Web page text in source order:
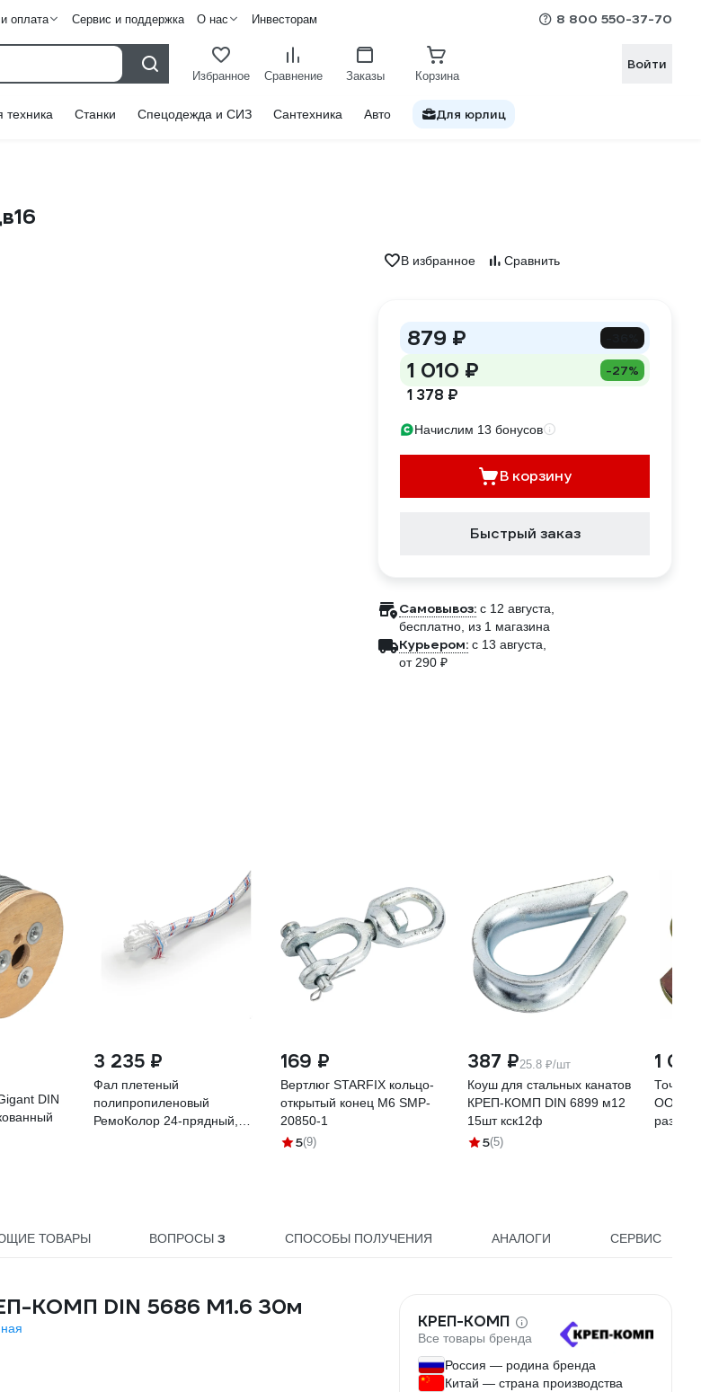
оплата Сервис и поддержка О нас Инвесторам 8 800 550-37-70
Избранное Сравнение Заказы Корзина
Войти
техника Станки Спецодежда и СИЗ Сантехника Авто Для юрлиц
В избранное Сравнить
879 ₽
1 010 ₽ -27%
1 378 ₽
Начислим 13 бонусов
В корзину
Быстрый заказ
Самовывоз: c 12 августа,
бесплатно , из 1 магазина
Курьером: c 13 августа,
от 290 ₽
DIN
3 235 ₽
Фал плетеный
полипропиленовый
РемоКолор 24-прядный,
169 ₽
Вертлюг STARFIX кольцо-
открытый конец М6 SMP-
20850-1
5(9)
387 ₽25.8 ₽/шт
Коуш для стальных канатов
КРЕП-КОМП DIN 6899 м12
15шт кск12ф
5(5)
1
Точка
ООО
ТОВАРЫ ВОПРОСЫ3 СПОСОБЫ ПОЛУЧЕНИЯ АНАЛОГИ СЕРВИС
КОМП DIN 5686 М1.6 30м
КРЕП-КОМП
Все товары бренда
Россия — родина бренда
Китай — страна производства